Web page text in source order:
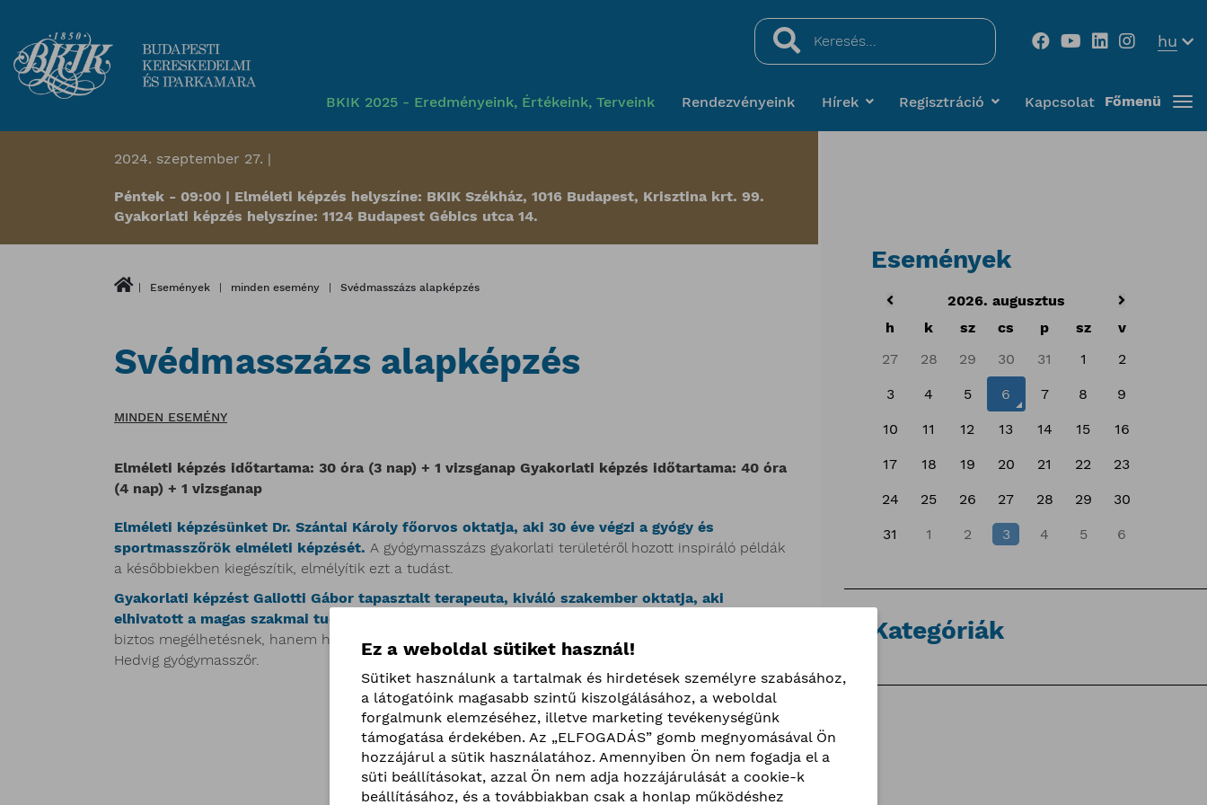
Keresés...
hu
BKIK 2025 - Eredményeink, Értékeink, Terveink Rendezvényeink Hírek Regisztráció Kapcsolat Főmenü
2024. szeptember 27. |
Péntek - 09:00 | Elméleti képzés helyszíne: BKIK Székház, 1016 Budapest, Krisztina krt. 99.
Gyakorlati képzés helyszíne: 1124 Budapest Gébics utca 14.
Események minden esemény Svédmasszázs alapképzés
Svédmasszázs alapképzés
MINDEN ESEMÉNY
Elméleti képzés időtartama: 30 óra (3 nap) + 1 vizsganap Gyakorlati képzés időtartama: 40 óra
(4 nap) + 1 vizsganap
Elméleti képzésünket Dr. Szántai Károly főorvos oktatja, aki 30 éve végzi a gyógy és
sportmasszőrök elméleti képzését. A gyógymasszázs gyakorlati területéről hozott inspiráló példák
a későbbiekben kiegészítik, elmélyítik ezt a tudást.
Gyakorlati képzést Galiotti Gábor tapasztalt terapeuta, kiváló szakember oktatja, aki
elhivatott a magas szakmai tudás mellett.
biztos megélhetésnek, hanem hivatásnak tekinti. Másik oktatónk Bakonyiné Prenker
Hedvig gyógymasszőr.
További részletek
Események
2026. augusztus
h
k sz cs p sz
v
27
28 29 30 31 1 2
3 4 5 6 7 8 9
10 11 12 13 14 15 16
17 18 19 20 21 22 23
24 25 26 27 28 29 30
31 1 2 3 4 5 6
Kategóriák
Ez a weboldal sütiket használ!
Sütiket használunk a tartalmak és hirdetések személyre szabásához,
a látogatóink magasabb szintű kiszolgálásához, a weboldal
forgalmunk elemzéséhez, illetve marketing tevékenységünk
támogatása érdekében. Az „ELFOGADÁS” gomb megnyomásával Ön
hozzájárul a sütik használatához. Amennyiben Ön nem fogadja el a
süti beállításokat, azzal Ön nem adja hozzájárulását a cookie-k
beállításához, és a továbbiakban csak a honlap működéshez